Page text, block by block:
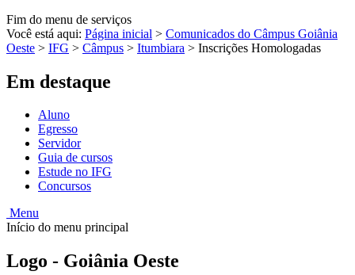
Fim do menu de serviços
Você está aqui: Página inicial > Comunicados do Câmpus Goiânia
Oeste > IFG > Câmpus > Itumbiara > Inscrições Homologadas
Em destaque
Aluno
Egresso
Servidor
Guia de cursos
Estude no IFG
Concursos
Menu
Início do menu principal
Logo - Goiânia Oeste